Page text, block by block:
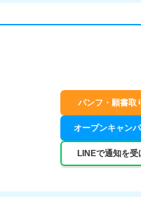
パンフ・願書取
オープンキャン
LINEで通知を受